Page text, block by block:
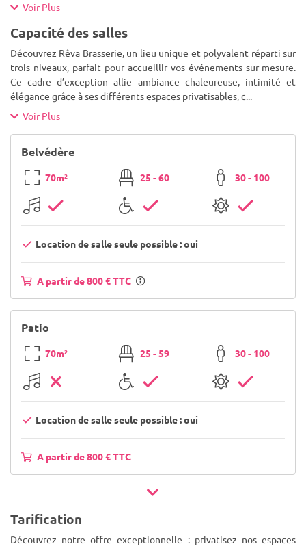
Voir Plus
Capacité des salles
Découvrez Rêva Brasserie, un lieu unique et polyvalent réparti sur
trois niveaux, parfait pour accueillir vos événements sur-mesure.
Ce cadre d’exception allie ambiance chaleureuse, intimité et
élégance grâce à ses différents espaces privatisables, c...
Voir Plus
Belvédère
70m² 25 - 60 30 - 100
Location de salle seule possible : oui
A partir de 800 € TTC
Patio
70m² 25 - 59 30 - 100
Location de salle seule possible : oui
A partir de 800 € TTC
Tarification
Découvrez notre offre exceptionnelle : privatisez nos espaces